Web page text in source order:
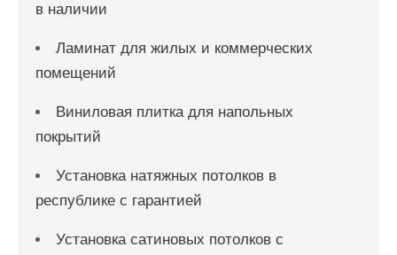
в наличии
Ламинат для жилых и коммерческих
помещений
Виниловая плитка для напольных
покрытий
Установка натяжных потолков в
республике с гарантией
Установка сатиновых потолков с